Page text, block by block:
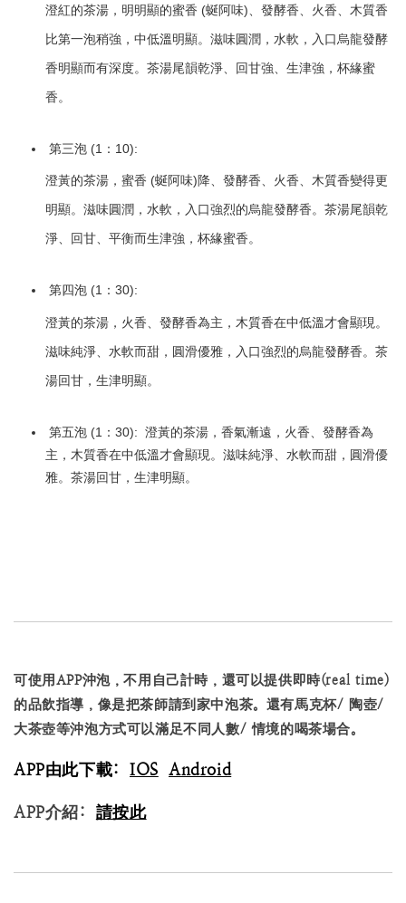
澄紅的茶湯，明明顯的蜜香 (蜒阿味)、發酵香、火香、木質香
比第一泡稍強，中低溫明顯。滋味圓潤，水軟，入口烏龍發酵
香明顯而有深度。茶湯尾韻乾淨、回甘強、生津強，杯緣蜜
香。
第三泡 (1：10):
澄黃的茶湯，蜜香 (蜒阿味)降、發酵香、火香、木質香變得更
明顯。滋味圓潤，水軟，入口強烈的烏龍發酵香。茶湯尾韻乾
淨、回甘、平衡而生津強，杯緣蜜香。
第四泡 (1：30):
澄黃的茶湯，火香、發酵香為主，木質香在中低溫才會顯現。
滋味純淨、水軟而甜，圓滑優雅，入口強烈的烏龍發酵香。茶
湯回甘，生津明顯。
第五泡 (1：30): 澄黃的茶湯，香氣漸遠，火香、發酵香為
主，木質香在中低溫才會顯現。滋味純淨、水軟而甜，圓滑優
雅。茶湯回甘，生津明顯。
可使用APP沖泡，不用自己計時，還可以提供即時(real time)
的品飲指導，像是把茶師請到家中泡茶。還有馬克杯/ 陶壺/
大茶壺等沖泡方式可以滿足不同人數/ 情境的喝茶場合。
APP由此下載: IOS Android
APP介紹: 請按此